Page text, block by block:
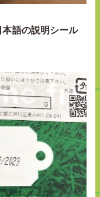
本語の説明シール